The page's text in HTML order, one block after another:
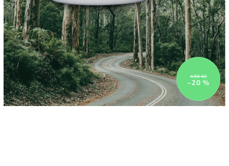
490 Kč
–20 %